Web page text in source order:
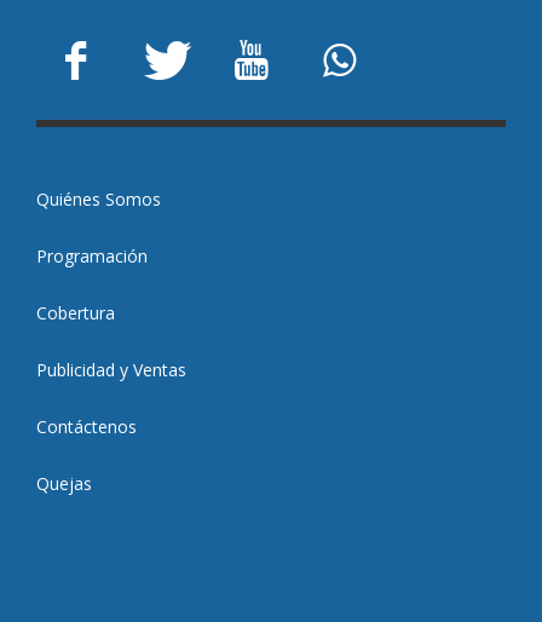
Quiénes Somos
Programación
Cobertura
Publicidad y Ventas
Contáctenos
Quejas